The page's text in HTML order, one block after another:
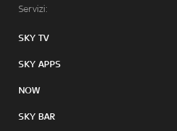
Servizi:
SKY TV
SKY APPS
NOW
SKY BAR